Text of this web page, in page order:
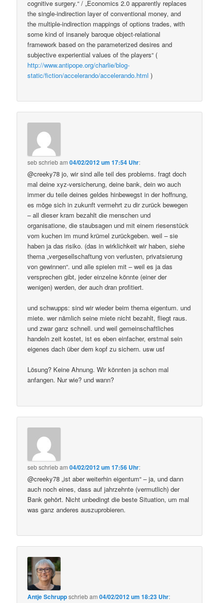
cognitive surgery.“ / „Economics 2.0 apparently replaces
the single-indirection layer of conventional money, and
the multiple-indirection mappings of options trades, with
some kind of insanely baroque object-relational
framework based on the parameterized desires and
subjective experiential values of the players“ (
http://www.antipope.org/charlie/blog-
static/fiction/accelerando/accelerando.html )
sebschriebam04/02/2012 um 17:54 Uhr:
@creeky78 jo, wir sind alle teil des problems. fragt doch
mal deine xyz-versicherung, deine bank, dein wo auch
immer du teile deines geldes hinbewegst in der hoffnung,
es möge sich in zukunft vermehrt zu dir zurück bewegen
– all dieser kram bezahlt die menschen und
organisatione, die staubsagen und mit einem riesenstück
vom kuchen im mund krümel zurückgeben. weil – sie
haben ja das risiko. (das in wirklichkeit wir haben, siehe
thema „vergesellschaftung von verlusten, privatsierung
von gewinnen“. und alle spielen mit – weil es ja das
versprechen gibt, jeder einzelne könnte (einer der
wenigen) werden, der auch dran profitiert.
und schwupps: sind wir wieder beim thema eigentum. und
miete. wer nämlich seine miete nicht bezahlt, fliegt raus.
und zwar ganz schnell. und weil gemeinschaftliches
handeln zeit kostet, ist es eben einfacher, erstmal sein
eigenes dach über dem kopf zu sichern. usw usf
Lösung? Keine Ahnung. Wir könnten ja schon mal
anfangen. Nur wie? und wann?
sebschriebam04/02/2012 um 17:56 Uhr:
@creeky78 „ist aber weiterhin eigentum“ – ja, und dann
auch noch eines, dass auf jahrzehnte (vermutlich) der
Bank gehört. Nicht unbedingt die beste Situation, um mal
was ganz anderes auszuprobieren.
Antje Schruppschriebam04/02/2012 um 18:23 Uhr: